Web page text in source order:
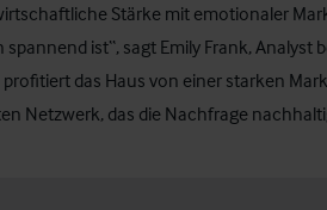
Stärke mit emotionaler
ist“, sagt Emily Frank, Analyst
das Haus von einer starken
Netzwerk, das die Nachfrage